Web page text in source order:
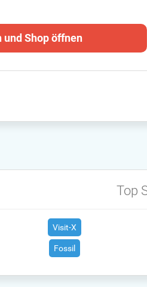
und Shop öffnen
Top
Visit-X
Fossil